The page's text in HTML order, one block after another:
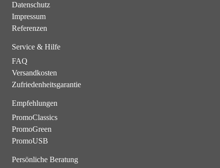
Datenschutz
Impressum
Referenzen
Service & Hilfe
FAQ
Versandkosten
Zufriedenheitsgarantie
Empfehlungen
PromoClassics
PromoGreen
PromoUSB
Persönliche Beratung